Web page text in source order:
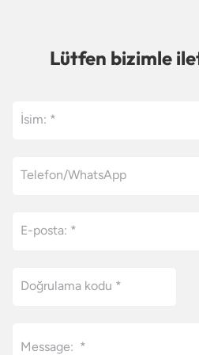
Lütfen bizimle